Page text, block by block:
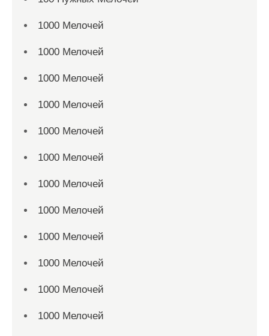
1000 Мелочей
1000 Мелочей
1000 Мелочей
1000 Мелочей
1000 Мелочей
1000 Мелочей
1000 Мелочей
1000 Мелочей
1000 Мелочей
1000 Мелочей
1000 Мелочей
1000 Мелочей